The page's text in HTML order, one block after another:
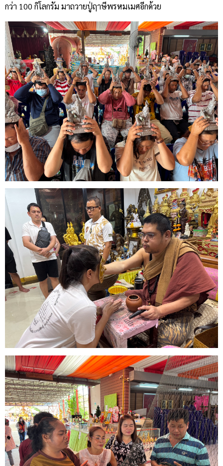
กว่า 100 กิโลกรัม มาถวายปู่ฤาษีพรหมเมศอีกด้วย